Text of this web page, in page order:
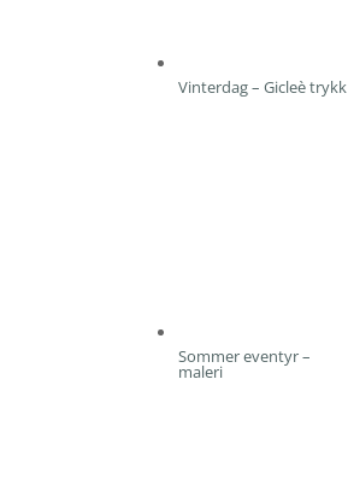
Vinterdag – Gicleè trykk
Sommer eventyr –
maleri